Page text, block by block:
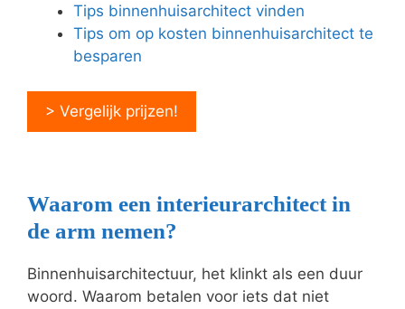
Tips binnenhuisarchitect vinden
Tips om op kosten binnenhuisarchitect te
besparen
> Vergelijk prijzen!
Waarom een interieurarchitect in
de arm nemen?
Binnenhuisarchitectuur, het klinkt als een duur
woord. Waarom betalen voor iets dat niet